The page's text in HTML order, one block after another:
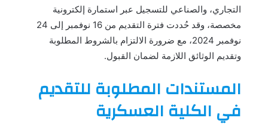
التجاري، والصناعي للتسجيل عبر استمارة إلكترونية
مخصصة، وقد حُددت فترة التقديم من 16 نوفمبر إلى 24
نوفمبر 2024، مع ضرورة الالتزام بالشروط المطلوبة
وتقديم الوثائق اللازمة لضمان القبول.
المستندات المطلوبة للتقديم
في الكلية العسكرية